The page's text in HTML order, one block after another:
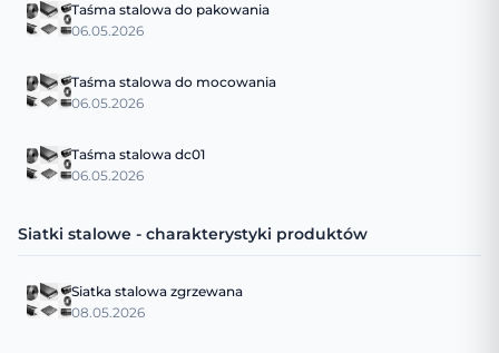
Taśma stalowa do pakowania
06.05.2026
Taśma stalowa do mocowania
06.05.2026
Taśma stalowa dc01
06.05.2026
Siatki stalowe - charakterystyki produktów
Siatka stalowa zgrzewana
08.05.2026